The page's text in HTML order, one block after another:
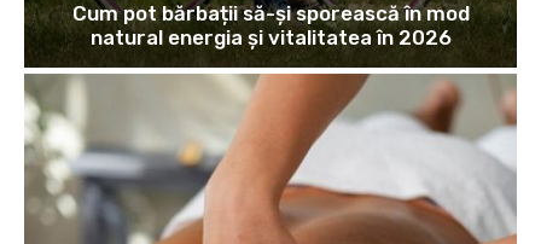
Cum pot bărbații să-și sporească în mod
natural energia și vitalitatea în 2026